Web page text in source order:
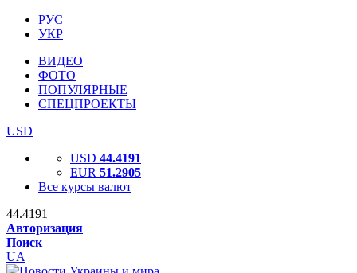
РУС
УКР
ВИДЕО
ФОТО
ПОПУЛЯРНЫЕ
СПЕЦПРОЕКТЫ
USD
USD 44.4191
EUR 51.2905
Все курсы валют
44.4191
Авторизация
Поиск
UA